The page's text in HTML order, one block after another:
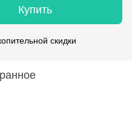
Купить
скидки